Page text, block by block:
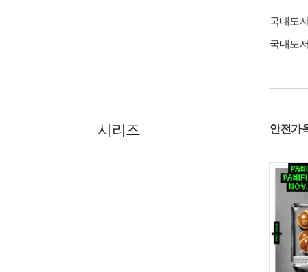
국내도
국내도
시리즈 안전가